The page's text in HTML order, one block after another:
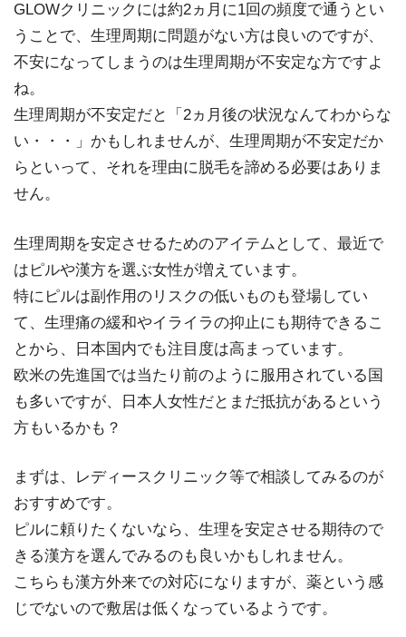
GLOWクリニックには約2ヵ月に1回の頻度で通うとい
うことで、生理周期に問題がない方は良いのですが、
不安になってしまうのは生理周期が不安定な方ですよ
ね。
生理周期が不安定だと「2ヵ月後の状況なんてわからな
い・・・」かもしれませんが、生理周期が不安定だか
らといって、それを理由に脱毛を諦める必要はありま
せん。
生理周期を安定させるためのアイテムとして、最近で
はピルや漢方を選ぶ女性が増えています。
特にピルは副作用のリスクの低いものも登場してい
て、生理痛の緩和やイライラの抑止にも期待できるこ
とから、日本国内でも注目度は高まっています。
欧米の先進国では当たり前のように服用されている国
も多いですが、日本人女性だとまだ抵抗があるという
方もいるかも？
まずは、レディースクリニック等で相談してみるのが
おすすめです。
ピルに頼りたくないなら、生理を安定させる期待ので
きる漢方を選んでみるのも良いかもしれません。
こちらも漢方外来での対応になりますが、薬という感
じでないので敷居は低くなっているようです。